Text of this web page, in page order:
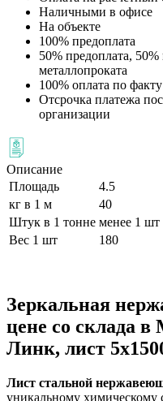
Наличными в офисе
На объекте
100% предоплата
50% предоплата,
металлопроката
100% оплата по
Отсрочка платежа
организации
Описание
Площадь
4.5
кг в 1 м
40
Штук в 1 тонне менее 1 шт
Вес 1 шт
180
Зеркальная
цене со склада
Линк, лист
Лист стальной
уникальному химическому